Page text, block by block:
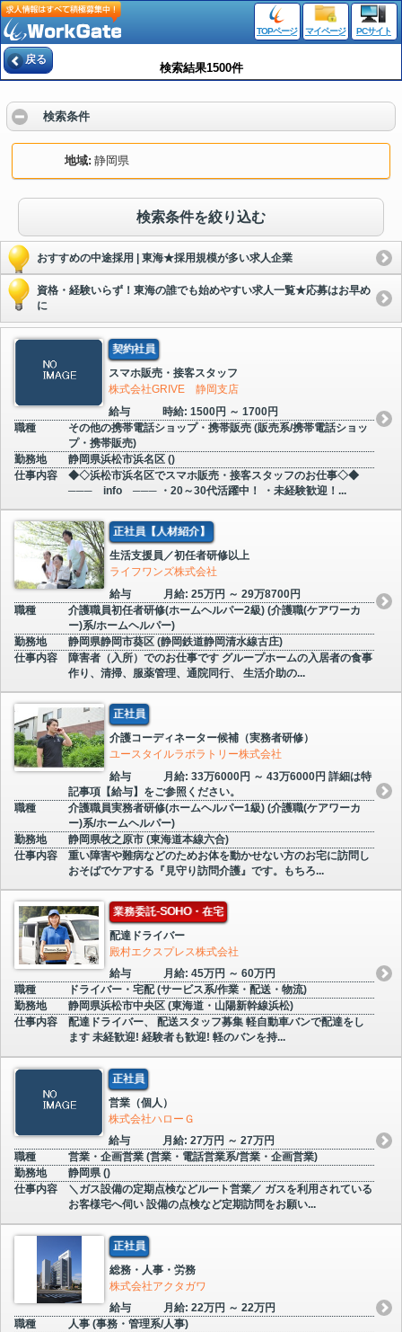
TOPページ マイページ PCサイト
戻る
検索結果1500件
検索条件
地域 静岡県
検索条件を絞り込む
おすすめの中途採用 | 東海★採用規模が多い求人企業
資格・経験いらず！東海の誰でも始めやすい求人一覧★応募はお早め
に
契約社員
スマホ販売・接客スタッフ
株式会社GRIVE 静岡支店
給与
時給: 1500円 ～ 1700円
職種
その他の携帯電話ショップ・携帯販売 (販売系/携帯電話ショッ
プ・携帯販売)
勤務地
静岡県浜松市浜名区 ()
仕事内容
◆◇浜松市浜名区でスマホ販売・接客スタッフのお仕事◇◆
─── info ─── ・20～30代活躍中！ ・未経験歓迎！...
正社員【人材紹介】
生活支援員／初任者研修以上
ライフワンズ株式会社
給与
月給: 25万円 ～ 29万8700円
職種
介護職員初任者研修(ホームヘルパー2級) (介護職(ケアワーカ
ー)系/ホームヘルパー)
勤務地
静岡県静岡市葵区 (静岡鉄道静岡清水線古庄)
仕事内容
障害者（入所）でのお仕事です グループホームの入居者の食事
作り、清掃、服薬管理、通院同行、 生活介助の...
正社員
介護コーディネーター候補（実務者研修）
ユースタイルラボラトリー株式会社
給与
月給: 33万6000円 ～ 43万6000円 詳細は特
記事項【給与】をご参照ください。
職種
介護職員実務者研修(ホームヘルパー1級) (介護職(ケアワーカ
ー)系/ホームヘルパー)
勤務地
静岡県牧之原市 (東海道本線六合)
仕事内容
重い障害や難病などのためお体を動かせない方のお宅に訪問し
おそばでケアする『見守り訪問介護』です。もちろ...
業務委託-SOHO・在宅
配達ドライバー
殿村エクスプレス株式会社
給与
月給: 45万円 ～ 60万円
職種
ドライバー・宅配 (サービス系/作業・配送・物流)
勤務地
静岡県浜松市中央区 (東海道・山陽新幹線浜松)
仕事内容
配達ドライバー、 配送スタッフ募集 軽自動車バンで配達をし
ます 未経歓迎! 経験者も歓迎! 軽のバンを持...
正社員
営業（個人）
株式会社ハローＧ
給与
月給: 27万円 ～ 27万円
職種
営業・企画営業 (営業・電話営業系/営業・企画営業)
勤務地
静岡県 ()
仕事内容
＼ガス設備の定期点検などルート営業／ ガスを利用されている
お客様宅へ伺い 設備の点検など定期訪問をお願い...
正社員
総務・人事・労務
株式会社アクタガワ
給与
月給: 22万円 ～ 22万円
職種
人事 (事務・管理系/人事)